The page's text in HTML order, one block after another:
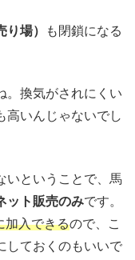
場）
も閉鎖になる
。換気がされにくい
高いんじゃないでし
いということで、馬
ット販売のみです。
加入できるので、こ
しておくのもいいで